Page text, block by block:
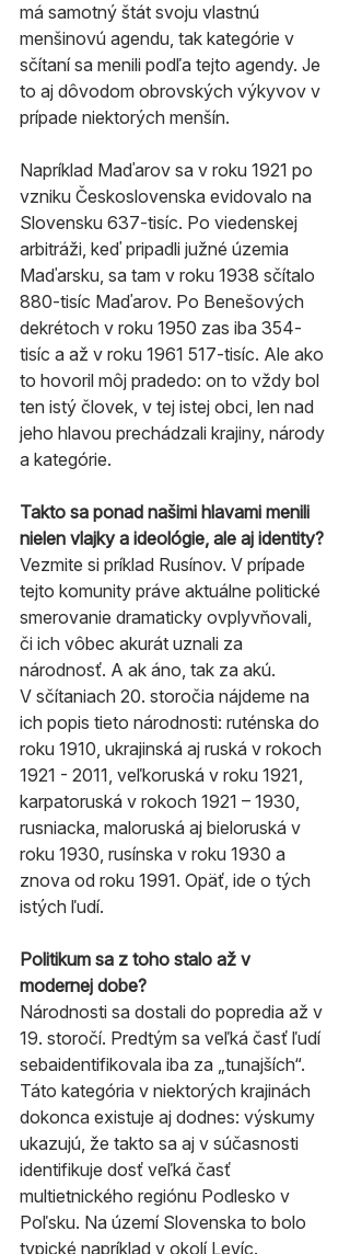
má samotný štát svoju vlastnú
menšinovú agendu, tak kategórie v
sčítaní sa menili podľa tejto agendy. Je
to aj dôvodom obrovských výkyvov v
prípade niektorých menšín.
Napríklad Maďarov sa v roku 1921 po
vzniku Československa evidovalo na
Slovensku 637-tisíc. Po viedenskej
arbitráži, keď pripadli južné územia
Maďarsku, sa tam v roku 1938 sčítalo
880-tisíc Maďarov. Po Benešových
dekrétoch v roku 1950 zas iba 354-
tisíc a až v roku 1961 517-tisíc. Ale ako
to hovoril môj pradedo: on to vždy bol
ten istý človek, v tej istej obci, len nad
jeho hlavou prechádzali krajiny, národy
a kategórie.
Takto sa ponad našimi hlavami menili
nielen vlajky a ideológie, ale aj identity?
Vezmite si príklad Rusínov. V prípade
tejto komunity práve aktuálne politické
smerovanie dramaticky ovplyvňovali,
či ich vôbec akurát uznali za
národnosť. A ak áno, tak za akú.
V sčítaniach 20. storočia nájdeme na
ich popis tieto národnosti: ruténska do
roku 1910, ukrajinská aj ruská v rokoch
1921 - 2011, veľkoruská v roku 1921,
karpatoruská v rokoch 1921 – 1930,
rusniacka, maloruská aj bieloruská v
roku 1930, rusínska v roku 1930 a
znova od roku 1991. Opäť, ide o tých
istých ľudí.
Politikum sa z toho stalo až v
modernej dobe?
Národnosti sa dostali do popredia až v
19. storočí. Predtým sa veľká časť ľudí
sebaidentifikovala iba za „tunajších“.
Táto kategória v niektorých krajinách
dokonca existuje aj dodnes: výskumy
ukazujú, že takto sa aj v súčasnosti
identifikuje dosť veľká časť
multietnického regiónu Podlesko v
Poľsku. Na území Slovenska to bolo
typické napríklad v okolí Levíc.